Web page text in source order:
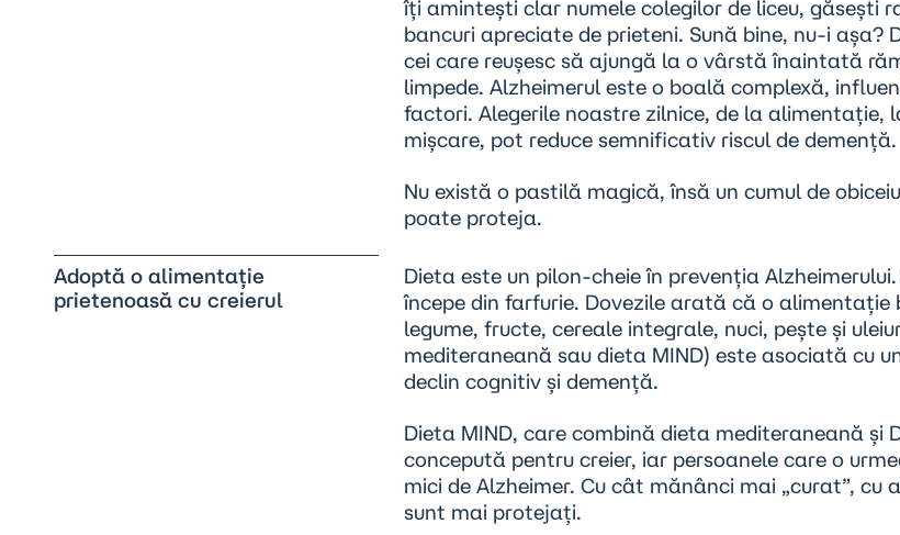
îți amintești clar numele colegilor de liceu, găsești
bancuri apreciate de prieteni. Sună bine, nu-i așa?
cei care reușesc să ajungă la o vârstă înaintată
limpede. Alzheimerul este o boală complexă,
factori. Alegerile noastre zilnice, de la alimentație,
mișcare, pot reduce semnificativ riscul de demență.
Nu există o pastilă magică, însă un cumul de
poate proteja.
Adoptă o alimentație
prietenoasă cu creierul
Dieta este un pilon-cheie în prevenția
începe din farfurie. Dovezile arată că o alimentație
legume, fructe, cereale integrale, nuci, pește și
mediteraneană sau dieta MIND) este asociată cu
declin cognitiv și demență.
Dieta MIND, care combină dieta mediteraneană și
concepută pentru creier, iar persoanele care o
mici de Alzheimer. Cu cât mănânci mai „curat”, cu
sunt mai protejați.